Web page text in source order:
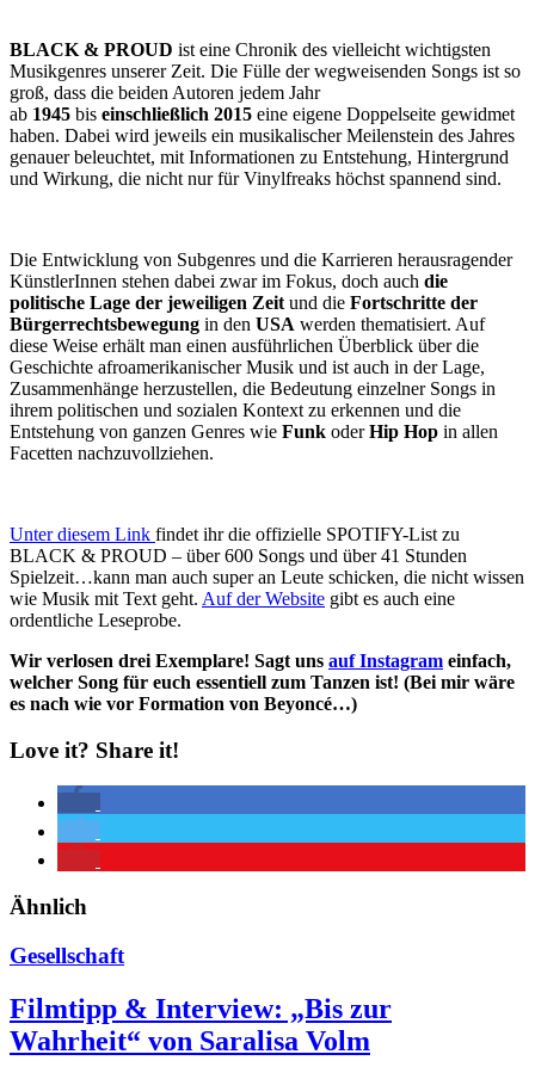
BLACK & PROUD ist eine Chronik des vielleicht wichtigsten
Musikgenres unserer Zeit. Die Fülle der wegweisenden Songs ist so
groß, dass die beiden Autoren jedem Jahr
ab 1945 bis einschließlich 2015 eine eigene Doppelseite gewidmet
haben. Dabei wird jeweils ein musikalischer Meilenstein des Jahres
genauer beleuchtet, mit Informationen zu Entstehung, Hintergrund
und Wirkung, die nicht nur für Vinylfreaks höchst spannend sind.
Die Entwicklung von Subgenres und die Karrieren herausragender
KünstlerInnen stehen dabei zwar im Fokus, doch auch die
politische Lage der jeweiligen Zeit und die Fortschritte der
Bürgerrechtsbewegung in den USA werden thematisiert. Auf
diese Weise erhält man einen ausführlichen Überblick über die
Geschichte afroamerikanischer Musik und ist auch in der Lage,
Zusammenhänge herzustellen, die Bedeutung einzelner Songs in
ihrem politischen und sozialen Kontext zu erkennen und die
Entstehung von ganzen Genres wie Funk oderHip Hop in allen
Facetten nachzuvollziehen.
Unter diesem Link findet ihr die offizielle SPOTIFY-List zu
BLACK & PROUD – über 600 Songs und über 41 Stunden
Spielzeit…kann man auch super an Leute schicken, die nicht wissen
wie Musik mit Text geht. Auf der Website gibt es auch eine
ordentliche Leseprobe.
Wir verlosen drei Exemplare! Sagt uns auf Instagram einfach,
welcher Song für euch essentiell zum Tanzen ist! (Bei mir wäre
es nach wie vor Formation von Beyoncé…)
Love it? Share it!
Ähnlich
Gesellschaft
Filmtipp & Interview: „Bis zur
Wahrheit“ von Saralisa Volm